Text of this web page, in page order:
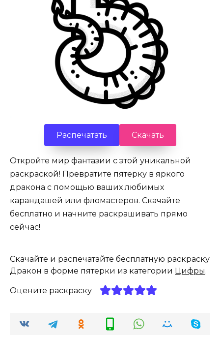
Распечатать Скачать
Откройте мир фантазии с этой уникальной
раскраской! Превратите пятерку в яркого
дракона с помощью ваших любимых
карандашей или фломастеров. Скачайте
бесплатно и начните раскрашивать прямо
сейчас!
Скачайте и распечатайте бесплатную раскраску
Дракон в форме пятерки из категории Цифры.
Оцените раскраску